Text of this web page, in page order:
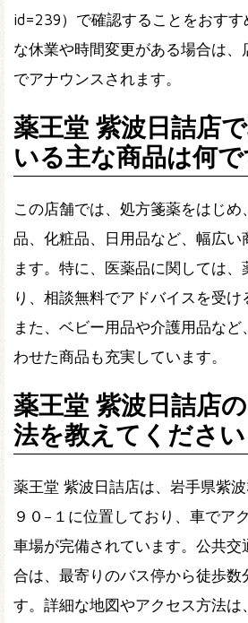
id=239）で確認することをおす
な休業や時間変更がある場合は、
でアナウンスされます。
薬王堂 紫波日詰店
いる主な商品は何で
この店舗では、処方箋薬をはじめ
品、化粧品、日用品など、幅広い
ます。特に、医薬品に関しては
り、相談無料でアドバイスを受け
また、ベビー用品や介護用品な
わせた商品も充実しています。
薬王堂 紫波日詰店
法を教えてください
薬王堂 紫波日詰店は、岩手県紫
９０−１に位置しており、車でア
車場が完備されています。公共交
合は、最寄りのバス停から徒歩数
す。詳細な地図やアクセス方法は